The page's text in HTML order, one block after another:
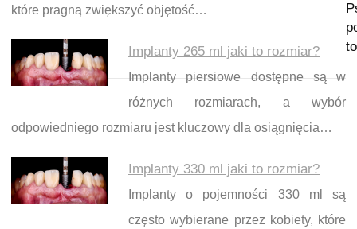
które pragną zwiększyć objętość…
Implanty 265 ml jaki to rozmiar?
Implanty piersiowe dostępne są w
różnych rozmiarach, a wybór
odpowiedniego rozmiaru jest kluczowy dla osiągnięcia…
Implanty 330 ml jaki to rozmiar?
Implanty o pojemności 330 ml są
często wybierane przez kobiety, które